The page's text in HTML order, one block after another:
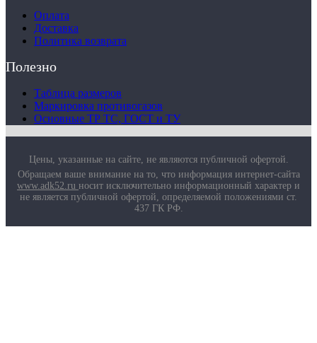
Оплата
Доставка
Политика возврата
Полезно
Таблица размеров
Маркировка противогазов
Основные ТР ТС, ГОСТ и ТУ
Цены, указанные на сайте, не являются публичной офертой.
Обращаем ваше внимание на то, что информация интернет-сайта
www.adk52.ru носит исключительно информационный характер и
не является публичной офертой, определяемой положениями ст.
437 ГК РФ.